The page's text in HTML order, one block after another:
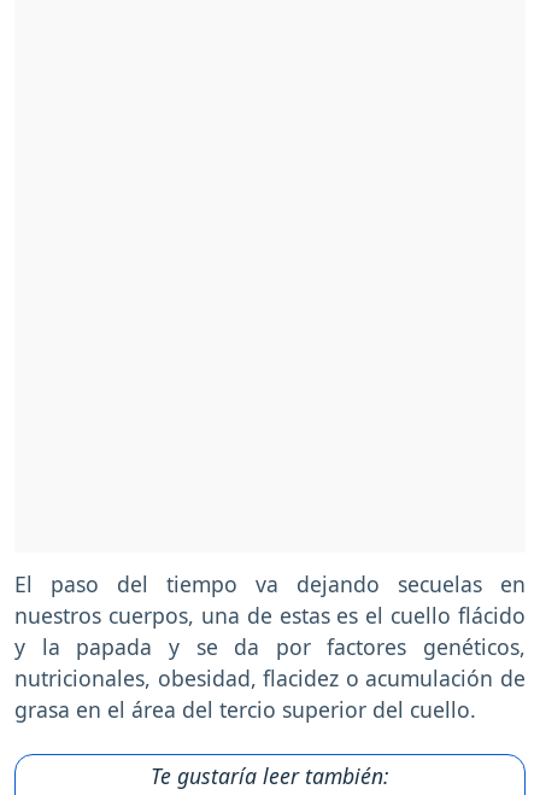
El paso del tiempo va dejando secuelas en
nuestros cuerpos, una de estas es el cuello flácido
y la papada y se da por factores genéticos,
nutricionales, obesidad, flacidez o acumulación de
grasa en el área del tercio superior del cuello.
Te gustaría leer también: